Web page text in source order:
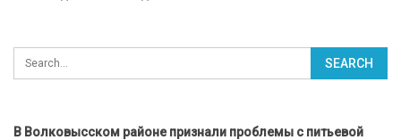
В Волковысском районе признали проблемы с питьевой